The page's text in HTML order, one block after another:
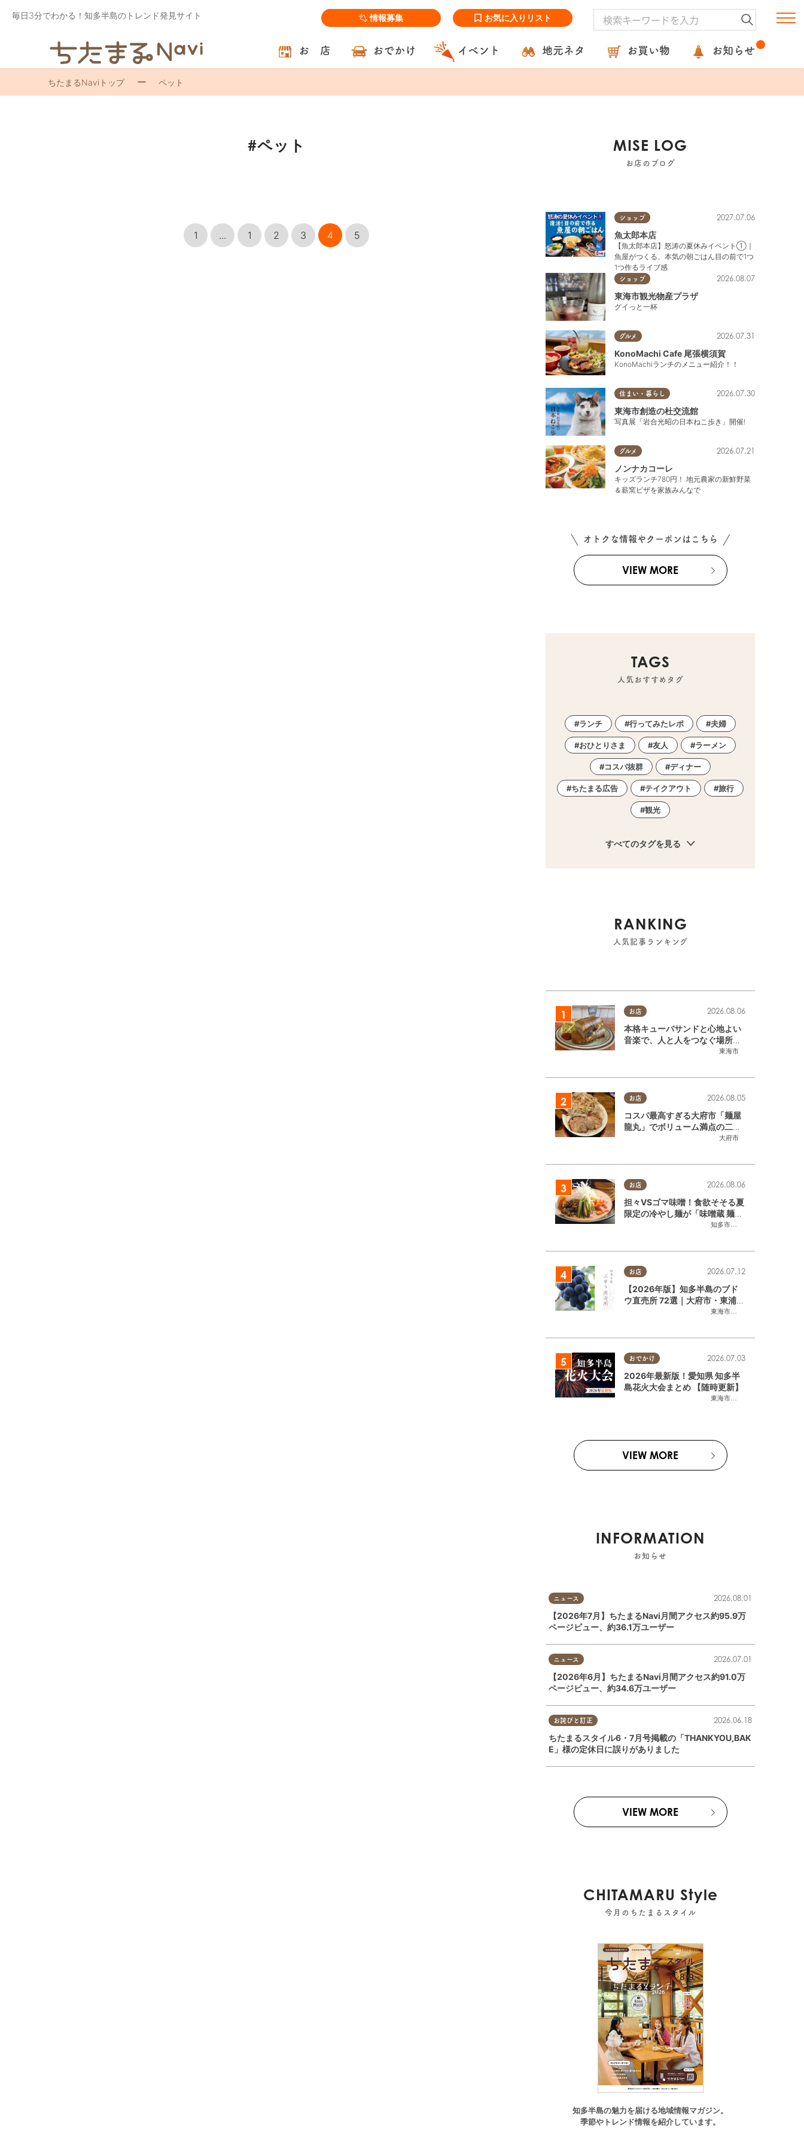
毎日3分でわかる！知多半島のトレンド発見サイト 情報募集 お気に入りリスト
お 店 おでかけ イベント 地元ネタ お買い物 お知らせ
ちたまるNaviトップ ペット
#ペット
1 ... 1 2 3 4 5
MISE LOG
お店のブログ
ショップ 2027.07.06
魚太郎本店
【魚太郎本店】怒涛の夏休みイベント①｜
魚屋がつくる、本気の朝ごはん目の前で1つ
1つ作るライブ感
ショップ 2026.08.07
東海市観光物産プラザ
グイっと一杯
グルメ 2026.07.31
KonoMachi Cafe 尾張横須賀
KonoMachiランチのメニュー紹介！！
住まい・暮らし 2026.07.30
東海市創造の杜交流館
写真展「岩合光昭の日本ねこ歩き」開催!
グルメ 2026.07.21
ノンナカコーレ
キッズランチ780円！ 地元農家の新鮮野菜
＆薪窯ピザを家族みんなで
オトクな情報やクーポンはこちら
VIEW MORE
TAGS
人気おすすめタグ
ランチ 行ってみたレポ 夫婦
おひとりさま 友人 ラーメン
コスパ抜群 ディナー
ちたまる広告 テイクアウト 旅行
観光
すべてのタグを見る
RANKING
人気記事ランキング
お店
東海市
2026.08.06
本格キューバサンドと心地よい
音楽で、人と人をつなぐ場所。
東海市「JAMMIN'STANDHOU
お店
大府市
2026.08.05
コスパ最高すぎる大府市「麺屋
龍丸」でボリューム満点の二郎
系ラーメンを堪能してきた
お店
知多市
,半田市
2026.08.06
担々VSゴマ味噌！食欲そそる夏
限定の冷やし麺が「味噌蔵 麺四
朗 半田店・知多店」で登場／ち
お店
東海市
,大府市
2026.07.12
【2026年版】知多半島のブド
ウ直売所 72選｜大府市・東浦町
ほかエリア別に一挙紹介
おでかけ
東海市
,大府市
2026.07.03
2026年最新版！愛知県 知多半
島花火大会まとめ 【随時更新】
VIEW MORE
INFORMATION
お知らせ
ニュース 2026.08.01
【2026年7月】ちたまるNavi月間アクセス約95.9万
ページビュー、約36.1万ユーザー
ニュース 2026.07.01
【2026年6月】ちたまるNavi月間アクセス約91.0万
ページビュー、約34.6万ユーザー
お詫びと訂正 2026.06.18
ちたまるスタイル6・7月号掲載の「THANKYOU,BAK
E」様の定休日に誤りがありました
VIEW MORE
CHITAMARU Style
今月のちたまるスタイル
知多半島の魅力を届ける地域情報マガジン。
季節やトレンド情報を紹介しています。